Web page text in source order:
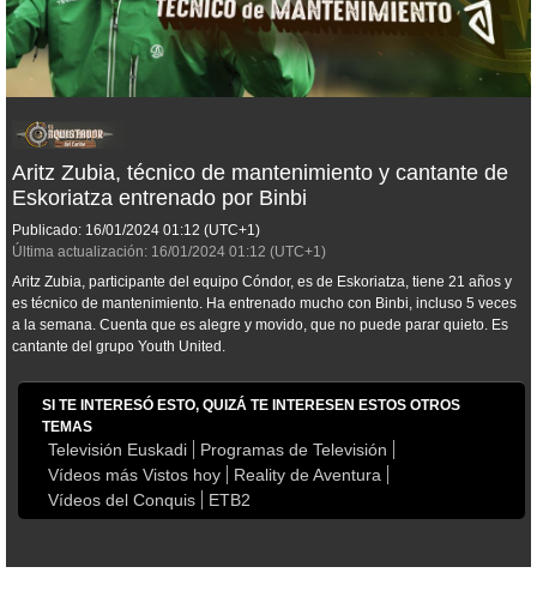
Aritz Zubia, técnico de mantenimiento y cantante de
Eskoriatza entrenado por Binbi
Publicado: 16/01/2024 01:12 (UTC+1)
Última actualización: 16/01/2024 01:12 (UTC+1)
Aritz Zubia, participante del equipo Cóndor, es de Eskoriatza, tiene 21 años y
es técnico de mantenimiento. Ha entrenado mucho con Binbi, incluso 5 veces
a la semana. Cuenta que es alegre y movido, que no puede parar quieto. Es
cantante del grupo Youth United.
SI TE INTERESÓ ESTO, QUIZÁ TE INTERESEN ESTOS OTROS
TEMAS
Televisión Euskadi
Programas de Televisión
Vídeos más Vistos hoy
Reality de Aventura
Vídeos del Conquis
ETB2